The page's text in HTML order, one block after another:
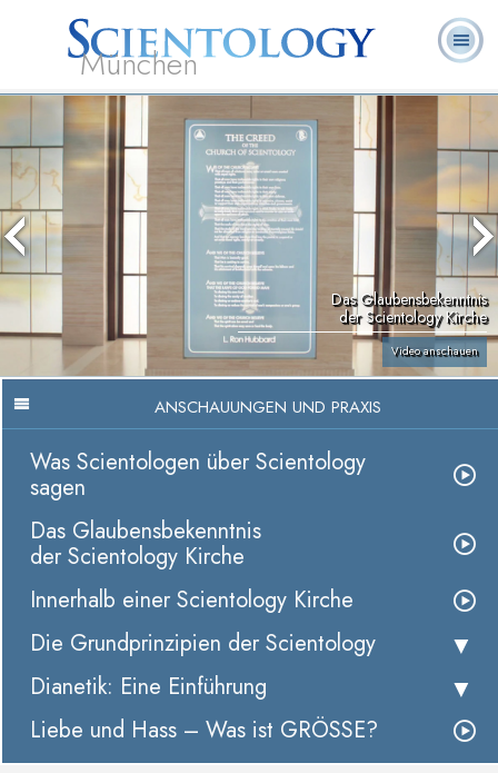
München
Was ist
Scientology?
Geistliche
Häufig gestellte
Fragen
Das Glaubensbekenntnis
der Scientology Kirche
Video anschauen
ANSCHAUUNGEN UND PRAXIS
Was Scientologen über Scientology
sagen
Das Glaubensbekenntnis
der Scientology Kirche
Innerhalb einer Scientology Kirche
Die Grundprinzipien der Scientology
Dianetik: Eine Einführung
Liebe und Hass – Was ist GRÖSSE?